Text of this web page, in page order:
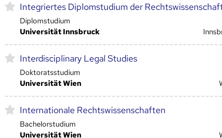
Integriertes Diplomstudium der
Diplomstudium
Universität Innsbruck
Interdisciplinary Legal Studies
Doktoratsstudium
Universität Wien
Internationale Rechtswissenschaften
Bachelorstudium
Universität Wien